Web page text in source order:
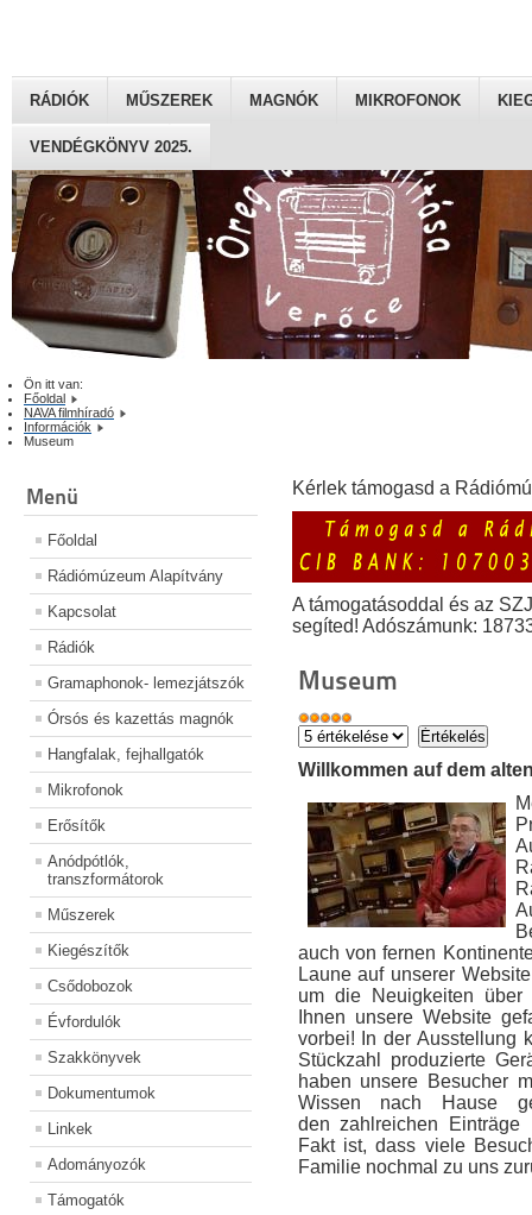
RÁDIÓK MŰSZEREK MAGNÓK MIKROFONOK
VENDÉGKÖNYV 2025.
Ön itt van:
Főoldal
NAVA filmhíradó
Információk
Museum
Menü
Főoldal
Rádiómúzeum Alapítvány
Kapcsolat
Rádiók
Gramaphonok- lemezjátszók
Órsós és kazettás magnók
Hangfalak, fejhallgatók
Mikrofonok
Erősítők
Anódpótlók,
transzformátorok
Műszerek
Kiegészítők
Csődobozok
Évfordulók
Szakkönyvek
Dokumentumok
Linkek
Adományozók
Támogatók
Kérlek támogasd a
A támogatásoddal és az
segíted! Adószámunk:
Museum
Willkommen auf dem
auch von fernen
Laune auf unserer
um die Neuigkeiten über
Ihnen unsere Website
vorbei! In der Ausstellung
Stückzahl produzierte
haben unsere Besucher
Wissen nach Hause
den zahlreichen Einträge
Fakt ist, dass viele
Familie nochmal zu uns